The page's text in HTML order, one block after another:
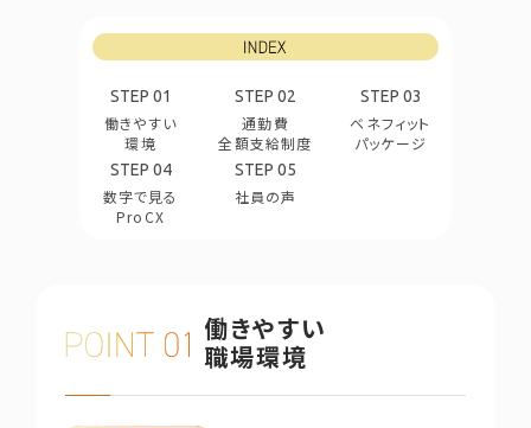
STEP 01
働きやすい
環境
STEP02
通勤費
全額支給制度
STEP 03
ベネフィット
パッケージ
STEP 04
数字で見る
ProCX
STEP05
社員の声
働きやすい
職場環境